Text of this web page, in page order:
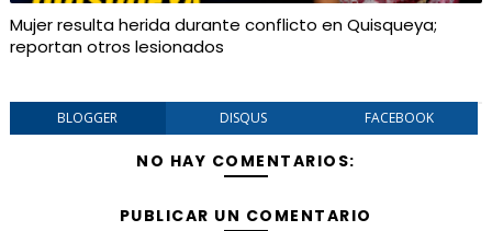
Mujer resulta herida durante conflicto en Quisqueya;
reportan otros lesionados
BLOGGER DISQUS FACEBOOK
NO HAY COMENTARIOS:
PUBLICAR UN COMENTARIO